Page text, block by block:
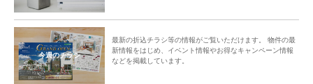
今週のチラシ
最新の折込チラシ等の情報がご覧いただけます。 物件の最
新情報をはじめ、イベント情報やお得なキャンペーン情報
などを掲載しています。